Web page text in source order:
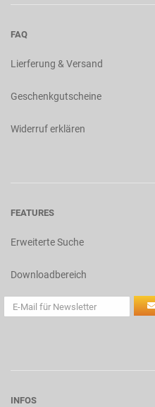
FAQ
Lierferung & Versand
Geschenkgutscheine
Widerruf erklären
FEATURES
Erweiterte Suche
Downloadbereich
INFOS